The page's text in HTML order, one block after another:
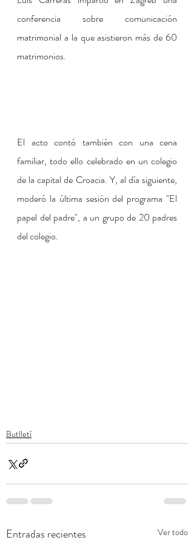
conferencia sobre comunicación
matrimonial a la que asistieron más de 60
matrimonios.
El acto contó también con una cena
familiar, todo ello celebrado en un colegio
de la capital de Croacia. Y, al día siguiente,
moderó la última sesión del programa "El
papel del padre", a un grupo de 20 padres
del colegio.
Butlletí
Entradas recientes Ver todo